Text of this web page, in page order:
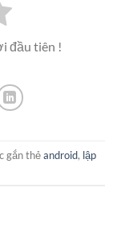
đầu tiên !
gắn thẻandroid, lập